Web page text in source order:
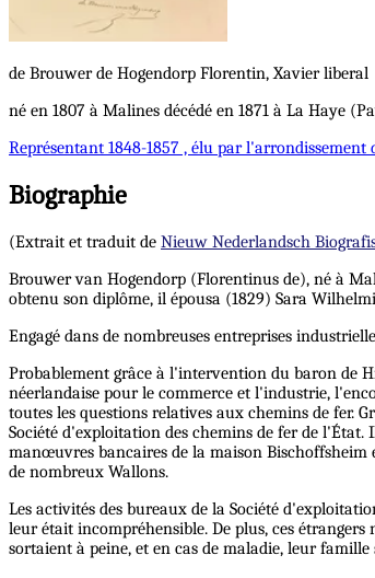
de Brouwer de Hogendorp Florentin, Xavierliberal
né en 1807 à Malines décédé en 1871 à La Haye
Représentant 1848-1857 , élu par l'arrondissement
Biographie
(Extrait et traduit de Nieuw Nederlandsch
Brouwer van Hogendorp (Florentinus de), né à
obtenu son diplôme, il épousa (1829) Sara
Engagé dans de nombreuses entreprises
Probablement grâce à l'intervention du baron de
néerlandaise pour le commerce et l'industrie,
toutes les questions relatives aux chemins de fer.
Société d'exploitation des chemins de fer de
manœuvres bancaires de la maison Bischoffsheim
de nombreux Wallons.
Les activités des bureaux de la Société
leur était incompréhensible. De plus, ces
sortaient à peine, et en cas de maladie, leur